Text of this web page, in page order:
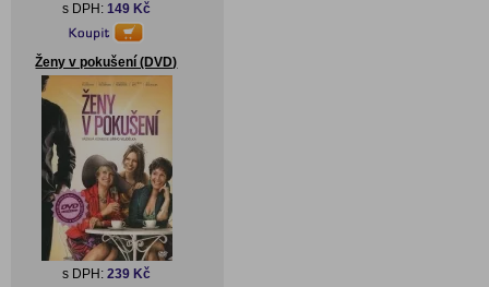
s DPH: 149 Kč
Ženy v pokušení (DVD)
s DPH: 239 Kč